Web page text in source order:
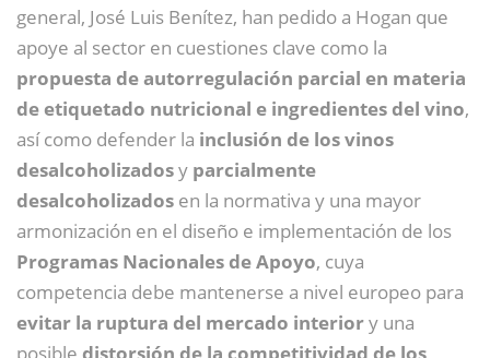
general, José Luis Benítez, han pedido a Hogan que
apoye al sector en cuestiones clave como la
propuesta de autorregulación parcial en materia
de etiquetado nutricional e ingredientes del vino,
así como defender la inclusión de los vinos
desalcoholizadosy parcialmente
desalcoholizados en la normativa y una mayor
armonización en el diseño e implementación de los
Programas Nacionales de Apoyo, cuya
competencia debe mantenerse a nivel europeo para
evitar la ruptura del mercado interiory una
posible distorsión de la competitividad de los